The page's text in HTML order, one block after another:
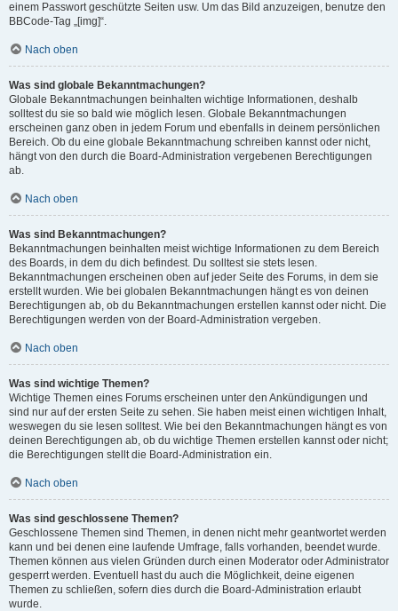
einem Passwort geschützte Seiten usw. Um das Bild anzuzeigen, benutze den
BBCode-Tag „[img]“.
Nach oben
Was sind globale Bekanntmachungen?
Globale Bekanntmachungen beinhalten wichtige Informationen, deshalb
solltest du sie so bald wie möglich lesen. Globale Bekanntmachungen
erscheinen ganz oben in jedem Forum und ebenfalls in deinem persönlichen
Bereich. Ob du eine globale Bekanntmachung schreiben kannst oder nicht,
hängt von den durch die Board-Administration vergebenen Berechtigungen
ab.
Nach oben
Was sind Bekanntmachungen?
Bekanntmachungen beinhalten meist wichtige Informationen zu dem Bereich
des Boards, in dem du dich befindest. Du solltest sie stets lesen.
Bekanntmachungen erscheinen oben auf jeder Seite des Forums, in dem sie
erstellt wurden. Wie bei globalen Bekanntmachungen hängt es von deinen
Berechtigungen ab, ob du Bekanntmachungen erstellen kannst oder nicht. Die
Berechtigungen werden von der Board-Administration vergeben.
Nach oben
Was sind wichtige Themen?
Wichtige Themen eines Forums erscheinen unter den Ankündigungen und
sind nur auf der ersten Seite zu sehen. Sie haben meist einen wichtigen Inhalt,
weswegen du sie lesen solltest. Wie bei den Bekanntmachungen hängt es von
deinen Berechtigungen ab, ob du wichtige Themen erstellen kannst oder nicht;
die Berechtigungen stellt die Board-Administration ein.
Nach oben
Was sind geschlossene Themen?
Geschlossene Themen sind Themen, in denen nicht mehr geantwortet werden
kann und bei denen eine laufende Umfrage, falls vorhanden, beendet wurde.
Themen können aus vielen Gründen durch einen Moderator oder Administrator
gesperrt werden. Eventuell hast du auch die Möglichkeit, deine eigenen
Themen zu schließen, sofern dies durch die Board-Administration erlaubt
wurde.